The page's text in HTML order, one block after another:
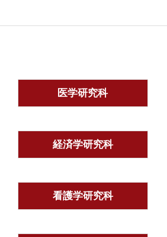
医学研究科
経済学研究科
看護学研究科